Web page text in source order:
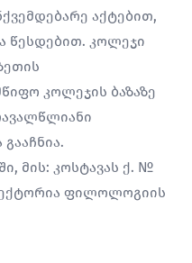
აქტებით,
წესდებით. კოლეჯი
კოლეჯის ბაზაზე
მის: კოსტავას ქ. №
ფილოლოგიის